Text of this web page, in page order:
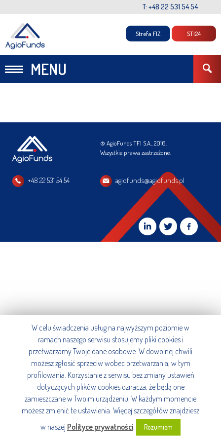
T: +48 22 531 54 54
MENU
Strefa FIZ STI24
© AgioFunds TFI S.A., 2016.
Wszystkie prawa zastrzeżone.
+48 22 531 54 54 agiofunds@agiofunds.pl
W celu świadczenia usług na najwyższym poziomie w
ramach naszego serwisu stosujemy pliki cookies i
przetwarzamy Twoje dane osobowe. W dowolnej chwili
możesz zgłosić sprzeciw wobec przetwarzania, w tym
profilowania. Korzystanie z serwisu bez zmiany ustawień
dotyczących plików cookies oznacza, że będą one
zamieszczane w Twoim urządzeniu. W każdym momencie
możesz zmienić te ustawienia. Więcej szczegółów znajdziesz
w naszej Polityce prywatności. Rozumiem